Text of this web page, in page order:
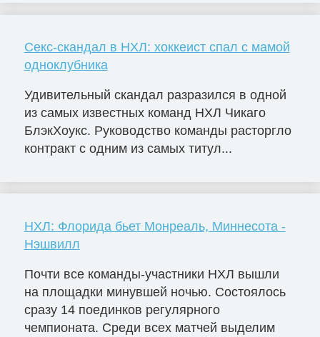
Секс-скандал в НХЛ: хоккеист спал с мамой
одноклубника
Удивительный скандал разразился в одной
из самых известных команд НХЛ Чикаго
БлэкХоукс. Руководство команды расторгло
контракт с одним из самых титул...
НХЛ: Флорида бьет Монреаль, Миннесота -
Нэшвилл
Почти все команды-участники НХЛ вышли
на площадки минувшей ночью. Состоялось
сразу 14 поединков регулярного
чемпионата. Среди всех матчей выделим